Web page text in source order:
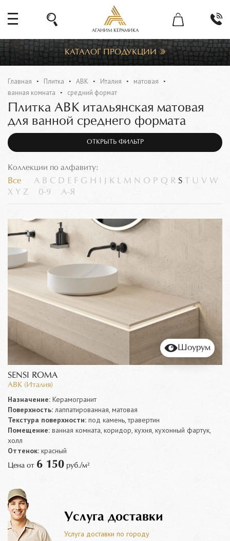
АГАНИМ КЕРАМИКА
КАТАЛОГ ПРОДУКЦИИ
Главная Плитка ABK Италия
матовая
ванная комната
средний формат
Плитка ABK итальянская матовая
для ванной среднего формата
ОТКРЫТЬ ФИЛЬТР
Коллекции по алфавиту:
Все A B C D E F G H K L M N O P Q R S U V W
X Y Z 0-9 А-Я
Шоурум
SENSI ROMA
ABK (Италия)
Назначение: Керамогранит
Поверхность: лаппатированная, матовая
Текстура поверхности: под камень, травертин
Помещение: ванная комната, коридор, кухня, кухонный фартук,
холл
Оттенок: красный
Цена от 6 150 руб./м²
Услуга доставки
Услуга доставки по городу